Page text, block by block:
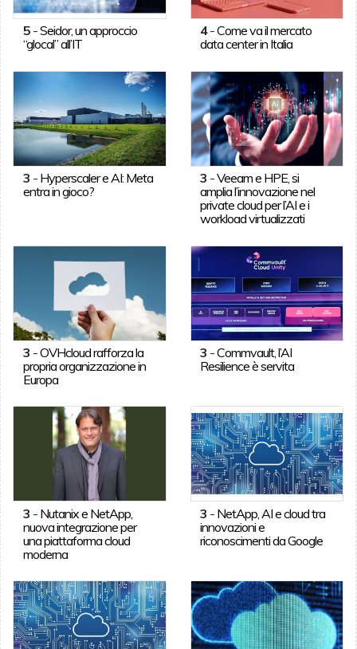
5-Seidor, un approccio
“glocal” all’IT
4-Come va il mercato
data center in Italia
3 - Hyperscaler e AI: Meta
entra in gioco?
3 -Veeam e HPE, si
amplia l’innovazione nel
private cloud per l’AI e i
workload virtualizzati
3 -OVHcloud rafforza la
propria organizzazione in
Europa
3 -Commvault, l’AI
Resilience è servita
3 - Nutanix e NetApp,
nuova integrazione per
una piattaforma cloud
moderna
3 - NetApp, AI e cloud tra
innovazioni e
riconoscimenti da Google